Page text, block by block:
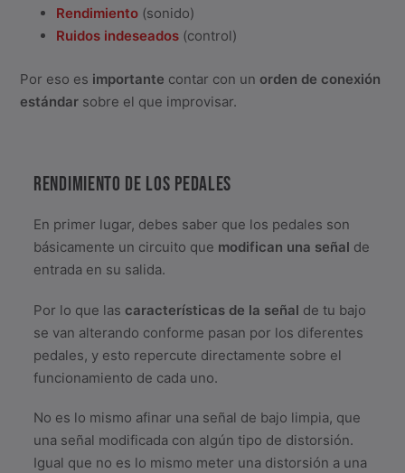
Rendimiento (sonido)
Ruidos indeseados (control)
Por eso es importante contar con un orden de conexión
estándar sobre el que improvisar.
RENDIMIENTO DE LOS PEDALES
En primer lugar, debes saber que los pedales son
básicamente un circuito que modifican una señal de
entrada en su salida.
Por lo que las características de la señal de tu bajo
se van alterando conforme pasan por los diferentes
pedales, y esto repercute directamente sobre el
funcionamiento de cada uno.
No es lo mismo afinar una señal de bajo limpia, que
una señal modificada con algún tipo de distorsión.
Igual que no es lo mismo meter una distorsión a una